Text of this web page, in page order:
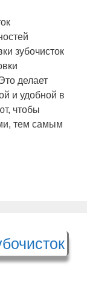
зубочисток
делает
и удобной в
чтобы
тем самым